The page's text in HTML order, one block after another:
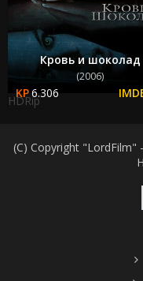
Кровь и шоколад
(2006)
6.306
HDRip
(C) Copyright "LordFilm"